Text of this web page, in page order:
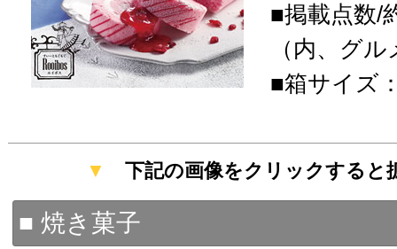
■掲載点数/
（内、グ
■箱サイズ
▼ 下記の画像をクリックする
■ 焼き菓子